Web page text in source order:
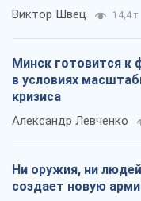
Виктор Швец 14,4 т.
Минск готовится к
в условиях
кризиса
Александр Левченко
Ни оружия, ни
создает новую